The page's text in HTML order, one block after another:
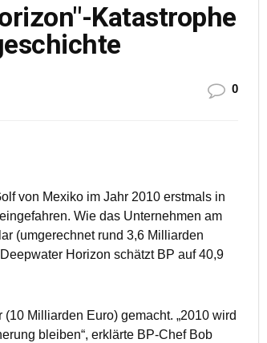
Katastrophe
0
von Mexiko im Jahr 2010 erstmals in
Wie das Unternehmen am
(umgerechnet rund 3,6 Milliarden
Horizon schätzt BP auf 40,9
Milliarden Euro) gemacht. „2010 wird
bleiben“, erklärte BP-Chef Bob